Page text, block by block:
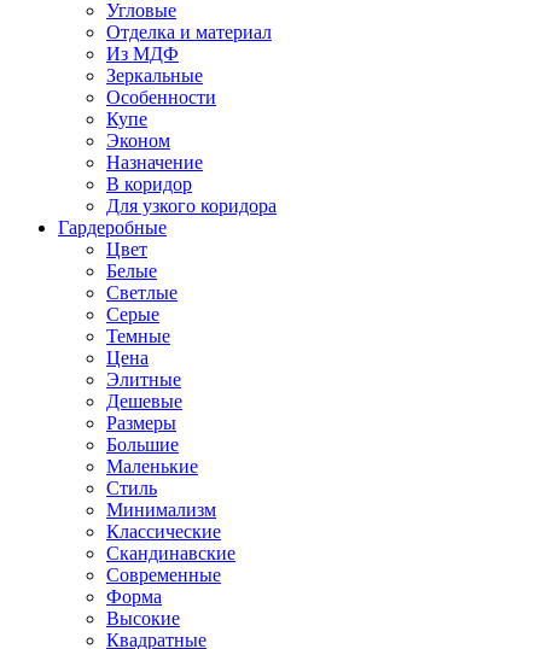
Угловые
Отделка и материал
Из МДФ
Зеркальные
Особенности
Купе
Эконом
Назначение
В коридор
Для узкого коридора
Гардеробные
Цвет
Белые
Светлые
Серые
Темные
Цена
Элитные
Дешевые
Размеры
Большие
Маленькие
Стиль
Минимализм
Классические
Скандинавские
Современные
Форма
Высокие
Квадратные